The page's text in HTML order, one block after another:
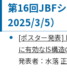
第16回JBF
2025/3/5）
[ポスター発表]
に有効なIS構造
発表者：水落